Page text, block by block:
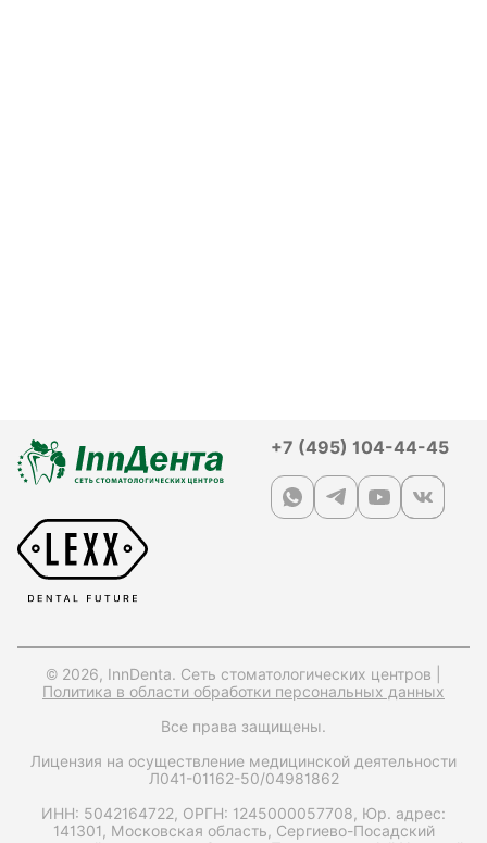
+7 (495) 104-44-45
© 2026, InnDenta. Сеть стоматологических центров |
Политика в области обработки персональных данных
Все права защищены.
Лицензия на осуществление медицинской деятельности
Л041-01162-50/04981862
ИНН: 5042164722, ОРГН: 1245000057708, Юр. адрес:
141301, Московская область, Сергиево-Посадский